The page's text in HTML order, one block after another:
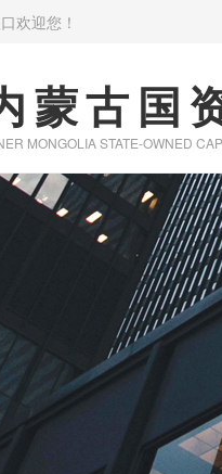
欢迎您！
蒙古国
MONGOLIA STATE-OWNED